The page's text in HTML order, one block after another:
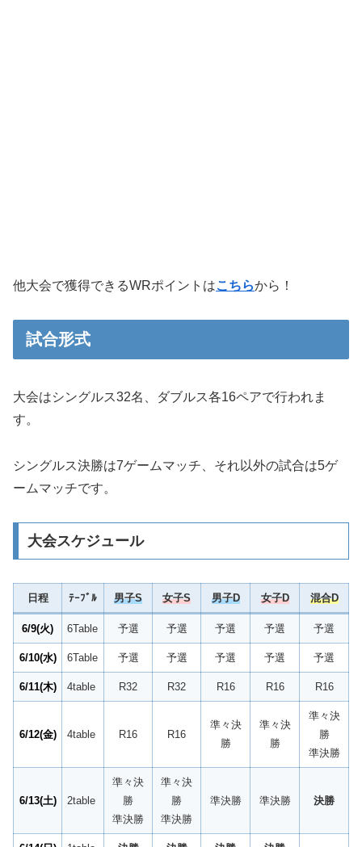
他大会で獲得できるWRポイントはこちらから！
試合形式
大会はシングルス32名、ダブルス各16ペアで行われま
す。
シングルス決勝は7ゲームマッチ、それ以外の試合は5ゲ
ームマッチです。
大会スケジュール
日程 ﾃｰﾌﾞﾙ 男子S 女子S 男子D 女子D 混合D
6/9(火) 6Table 予選 予選 予選 予選 予選
6/10(水) 6Table 予選 予選 予選 予選 予選
6/11(木) 4table R32 R32 R16 R16 R16
6/12(金) 4table R16 R16
準々決
勝
準々決
勝
準々決
勝
準決勝
6/13(土) 2table
準々決
勝
準決勝
準々決
勝
準決勝
準決勝 準決勝 決勝